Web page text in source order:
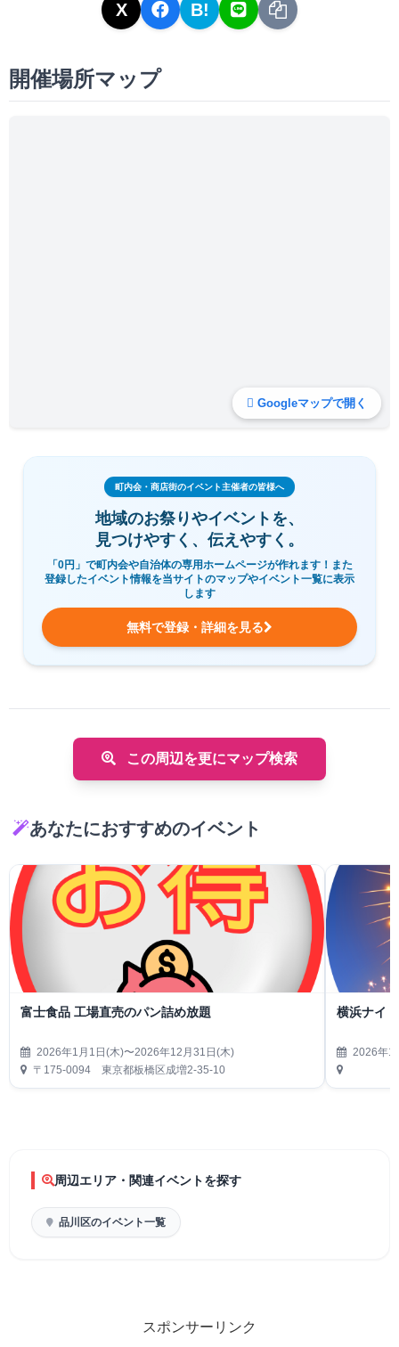
X B!
開催場所マップ
Googleマップで開く
町内会・商店街のイベント主催者の皆様へ
地域のお祭りやイベントを、
見つけやすく、伝えやすく。
「0円」で町内会や自治体の専用ホームページが作れます！また
登録したイベント情報を当サイトのマップやイベント一覧に表示
します
無料で登録・詳細を見る
この周辺を更にマップ検索
あなたにおすすめのイベント
富士食品 工場直売のパン詰め放題
2026年1月1日(木)〜2026年12月31日(木)
〒175-0094 東京都板橋区成増2-35-10
横浜ナイ
2026年1
周辺エリア・関連イベントを探す
品川区のイベント一覧
スポンサーリンク